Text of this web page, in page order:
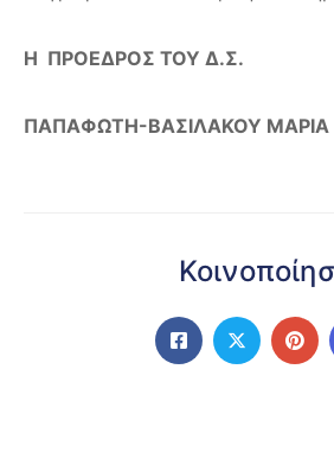
Η ΠΡΟΕΔΡΟΣ ΤΟΥ Δ.Σ.
ΠΑΠΑΦΩΤΗ-ΒΑΣΙΛΑΚΟΥ ΜΑΡΙΑ